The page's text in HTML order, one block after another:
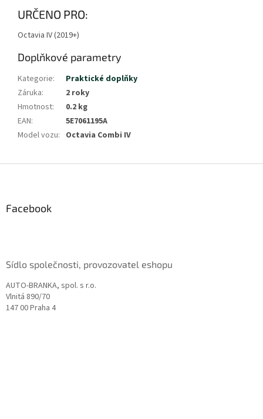
URČENO PRO:
Octavia IV (2019+)
Doplňkové parametry
Kategorie:
Praktické doplňky
Záruka:
2 roky
Hmotnost:
0.2 kg
EAN:
5E7061195A
Model vozu: Octavia Combi IV
Facebook
Sídlo společnosti, provozovatel eshopu
AUTO-BRANKA, spol. s r.o.
Vlnitá 890/70
147 00 Praha 4